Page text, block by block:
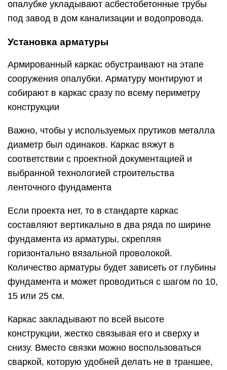
опалубке укладывают асбестобетонные трубы
под завод в дом канализации и водопровода.
Установка арматуры
Армированный каркас обустраивают на этапе
сооружения опалубки. Арматуру монтируют и
собирают в каркас сразу по всему периметру
конструкции
Важно, чтобы у используемых прутиков металла
диаметр был одинаков. Каркас вяжут в
соответствии с проектной документацией и
выбранной технологией строительства
ленточного фундамента
Если проекта нет, то в стандарте каркас
составляют вертикально в два ряда по ширине
фундамента из арматуры, скрепляя
горизонтально вязальной проволокой.
Количество арматуры будет зависеть от глубины
фундамента и может проводиться с шагом по 10,
15 или 25 см.
Каркас закладывают по всей высоте
конструкции, жестко связывая его и сверху и
снизу. Вместо связки можно воспользоваться
сваркой, которую удобней делать не в траншее,